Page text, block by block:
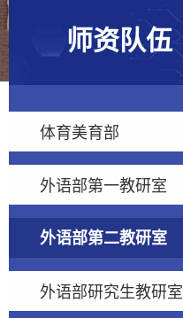
师资队伍
体育美育部
外语部第一教研室
外语部第二教研室
外语部研究生教研室